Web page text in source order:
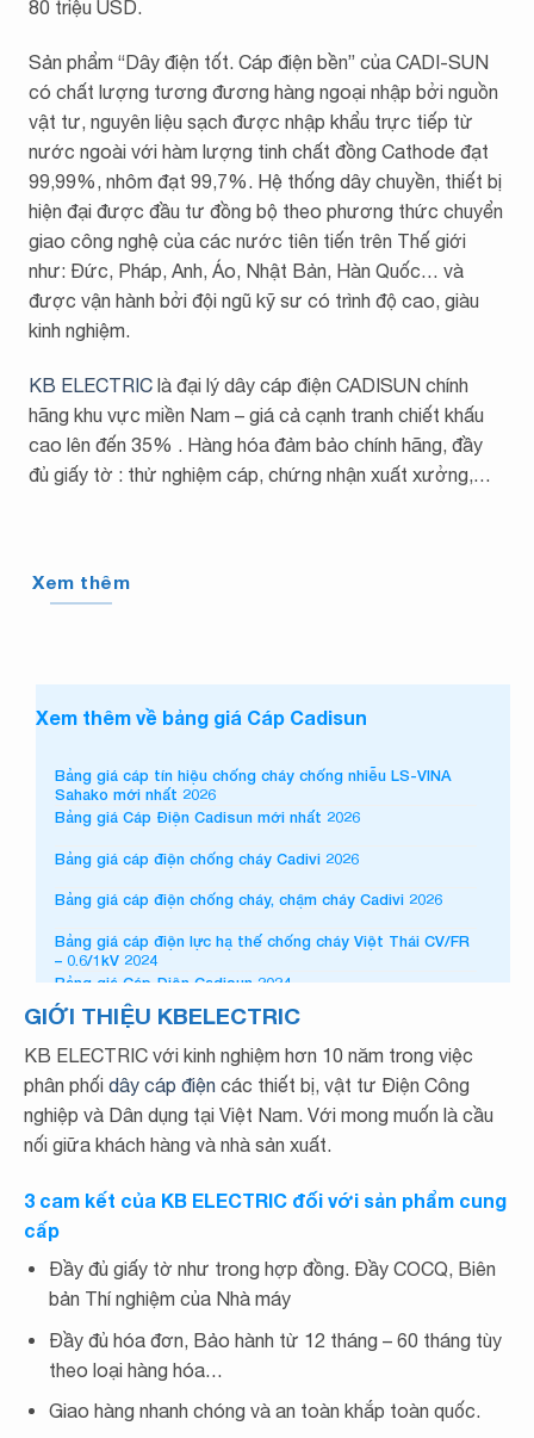
80 triệu USD.
Sản phẩm “Dây điện tốt. Cáp điện bền” của CADI-SUN
có chất lượng tương đương hàng ngoại nhập bởi nguồn
vật tư, nguyên liệu sạch được nhập khẩu trực tiếp từ
nước ngoài với hàm lượng tinh chất đồng Cathode đạt
99,99%, nhôm đạt 99,7%. Hệ thống dây chuyền, thiết bị
hiện đại được đầu tư đồng bộ theo phương thức chuyển
giao công nghệ của các nước tiên tiến trên Thế giới
như: Đức, Pháp, Anh, Áo, Nhật Bản, Hàn Quốc… và
được vận hành bởi đội ngũ kỹ sư có trình độ cao, giàu
kinh nghiệm.
KB ELECTRIC là đại lý dây cáp điện CADISUN chính
hãng khu vực miền Nam – giá cả cạnh tranh chiết khấu
cao lên đến 35% . Hàng hóa đảm bảo chính hãng, đầy
đủ giấy tờ : thử nghiệm cáp, chứng nhận xuất xưởng,…
Xem thêm
Xem thêm về bảng giá Cáp Cadisun
Bảng giá cáp tín hiệu chống cháy chống nhiễu LS-VINA
Sahako mới nhất 2026
Bảng giá Cáp Điện Cadisun mới nhất 2026
Bảng giá cáp điện chống cháy Cadivi 2026
Bảng giá cáp điện chống cháy, chậm cháy Cadivi 2026
Bảng giá cáp điện lực hạ thế chống cháy Việt Thái CV/FR
– 0.6/1kV 2024
Bảng giá Cáp Điện Cadisun 2024
Bảng giá cáp điện chống cháy Cadivi 2024
Bảng giá cáp điện chống cháy, chậm cháy Cadivi 2024
Bảng giá cáp trung thế Cadisun – 7.2.SWA-CTS-W 3x
2023 Excel
Bảng giá cáp trung thế Cadisun – 7.2.DSTA-CTS-W 3x
Bảng giá cáp trung thế Cadisun – 7.2.DATA-CWS-W 1x
2023 Excel
Bảng giá cáp trung thế Cadisun – 7.2.DATA-CTS-W 1x
2023 Excel
Bảng giá cáp trung thế Cadisun – 7.2.CXV-CWS-W 1x
Bảng giá cáp trung thế Cadisun – 7.2.CXV-CTS-W 3x 2023
Excel
Bảng giá cáp trung thế Cadisun – 7.2.CXV-CTS-W 1x 2023
Excel
Bảng giá cáp trung thế Cadisun – 40.5.SWA-CTS-W 3x
GIỚI THIỆU KBELECTRIC
KB ELECTRIC với kinh nghiệm hơn 10 năm trong việc
phân phối dây cáp điện các thiết bị, vật tư Điện Công
nghiệp và Dân dụng tại Việt Nam. Với mong muốn là cầu
nối giữa khách hàng và nhà sản xuất.
3 cam kết của KB ELECTRIC đối với sản phẩm cung
cấp
Đầy đủ giấy tờ như trong hợp đồng. Đầy COCQ, Biên
bản Thí nghiệm của Nhà máy
Đầy đủ hóa đơn, Bảo hành từ 12 tháng – 60 tháng tùy
theo loại hàng hóa…
Giao hàng nhanh chóng và an toàn khắp toàn quốc.